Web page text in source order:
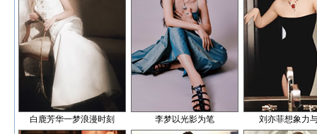
白鹿芳华一梦浪漫时刻 李梦以光影为笔 刘亦菲想象力